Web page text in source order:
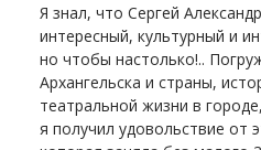
Я знал, что Сергей
интересный, культурный и
но чтобы настолько!..
Архангельска и страны,
театральной жизни в
я получил удовольствие от